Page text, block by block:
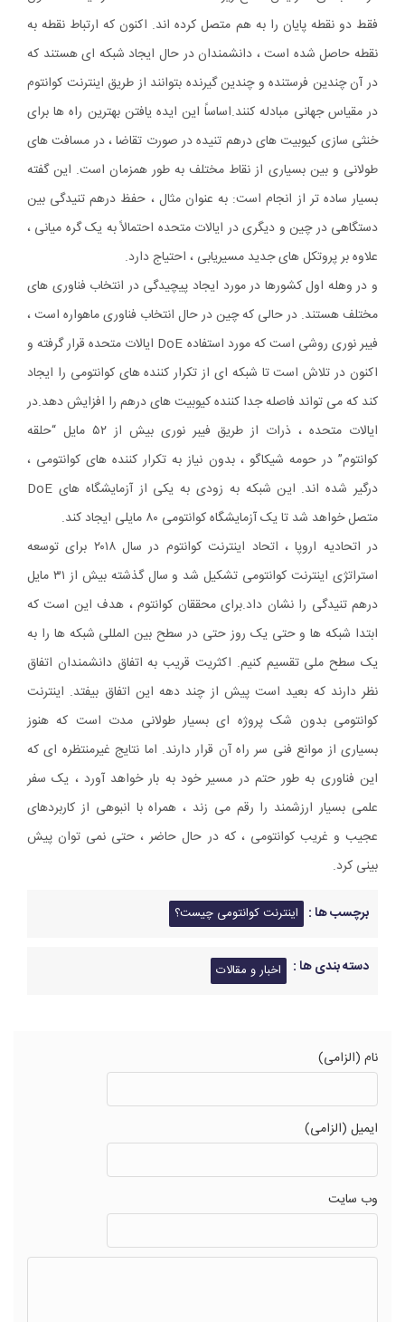
فقط دو نقطه پایان را به هم متصل کرده اند. اکنون که ارتباط نقطه به
نقطه حاصل شده است ، دانشمندان در حال ایجاد شبکه ای هستند که
در آن چندین فرستنده و چندین گیرنده بتوانند از طریق اینترنت کوانتوم
در مقیاس جهانی مبادله کنند.اساساً این ایده یافتن بهترین راه ها برای
خنثی سازی کیوبیت های درهم تنیده در صورت تقاضا ، در مسافت های
طولانی و بین بسیاری از نقاط مختلف به طور همزمان است. این گفته
بسیار ساده تر از انجام است: به عنوان مثال ، حفظ درهم تنیدگی بین
دستگاهی در چین و دیگری در ایالات متحده احتمالاً به یک گره میانی ،
علاوه بر پروتکل های جدید مسیریابی ، احتیاج دارد.
و در وهله اول کشورها در مورد ایجاد پیچیدگی در انتخاب فناوری های
مختلف هستند. در حالی که چین در حال انتخاب فناوری ماهواره است ،
فیبر نوری روشی است که مورد استفاده DoE ایالات متحده قرار گرفته و
اکنون در تلاش است تا شبکه ای از تکرار کننده های کوانتومی را ایجاد
کند که می تواند فاصله جدا کننده کیوبیت های درهم را افزایش دهد.در
ایالات متحده ، ذرات از طریق فیبر نوری بیش از ۵۲ مایل “حلقه
کوانتوم” در حومه شیکاگو ، بدون نیاز به تکرار کننده های کوانتومی ،
درگیر شده اند. این شبکه به زودی به یکی از آزمایشگاه های DoE
متصل خواهد شد تا یک آزمایشگاه کوانتومی ۸۰ مایلی ایجاد کند.
در اتحادیه اروپا ، اتحاد اینترنت کوانتوم در سال ۲۰۱۸ برای توسعه
استراتژی اینترنت کوانتومی تشکیل شد و سال گذشته بیش از ۳۱ مایل
درهم تنیدگی را نشان داد.برای محققان کوانتوم ، هدف این است که
ابتدا شبکه ها و حتی یک روز حتی در سطح بین المللی شبکه ها را به
یک سطح ملی تقسیم کنیم. اکثریت قریب به اتفاق دانشمندان اتفاق
نظر دارند که بعید است پیش از چند دهه این اتفاق بیفتد. اینترنت
کوانتومی بدون شک پروژه ای بسیار طولانی مدت است که هنوز
بسیاری از موانع فنی سر راه آن قرار دارند. اما نتایج غیرمنتظره ای که
این فناوری به طور حتم در مسیر خود به بار خواهد آورد ، یک سفر
علمی بسیار ارزشمند را رقم می زند ، همراه با انبوهی از کاربردهای
عجیب و غریب کوانتومی ، که در حال حاضر ، حتی نمی توان پیش
بینی کرد.
برچسب ها : اینترنت کوانتومی چیست؟
دسته بندی ها : اخبار و مقالات
نام (الزامی)
ایمیل (الزامی)
وب سایت